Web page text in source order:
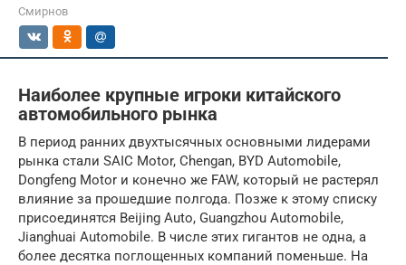
Смирнов
Наиболее крупные игроки китайского
автомобильного рынка
В период ранних двухтысячных основными лидерами
рынка стали SAIC Motor, Chengan, BYD Automobile,
Dongfeng Motor и конечно же FAW, который не растерял
влияние за прошедшие полгода. Позже к этому списку
присоединятся Beijing Auto, Guangzhou Automobile,
Jianghuai Automobile. В числе этих гигантов не одна, а
более десятка поглощенных компаний поменьше. На